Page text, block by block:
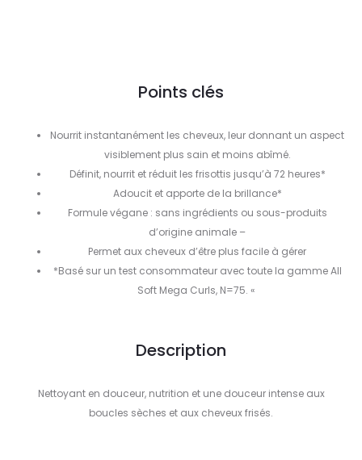
Points clés
Nourrit instantanément les cheveux, leur donnant un aspect
visiblement plus sain et moins abîmé.
Définit, nourrit et réduit les frisottis jusqu’à 72 heures*
Adoucit et apporte de la brillance*
Formule végane : sans ingrédients ou sous-produits
d’origine animale –
Permet aux cheveux d’être plus facile à gérer
*Basé sur un test consommateur avec toute la gamme All
Soft Mega Curls, N=75. «
Description
Nettoyant en douceur, nutrition et une douceur intense aux
boucles sèches et aux cheveux frisés.